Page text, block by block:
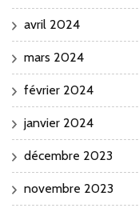
avril 2024
mars 2024
février 2024
janvier 2024
décembre 2023
novembre 2023